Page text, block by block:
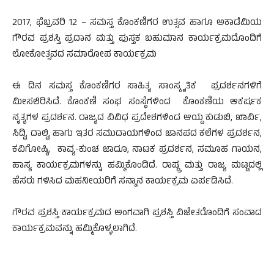
2017, ಫೆಬ್ರವರಿ 12 – ಸಮಸ್ತ ಕೊಂಕಣಿಗರ ಉತ್ಸವ ಹಾಗೂ ಅಕಾಡೆಮಿಯ
ಗೌರವ ಪ್ರಶಸ್ತಿ ಪ್ರದಾನ ಮತ್ತು ಪುಸ್ತಕ ಬಹುಮಾನ ಕಾರ್ಯಕ್ರಮದೊಂದಿಗೆ
ಲೋಕೋತ್ಸವದ ಸಮಾರೋಪ ಕಾರ್ಯಕ್ರಮ
ಈ ದಿನ ಸಮಸ್ತ ಕೊಂಕಣಿಗರ ಸಾಹಿತ್ಯ ಸಾಂಸ್ಕೃತಿಕ ಪ್ರದರ್ಶನಗಳಿಗೆ
ಮೀಸಲಿರಿಸಿದೆ. ಕೊಂಕಣಿ ಸಂಘ ಸಂಸ್ಥೆಗಳಿಂದ ಕೊಂಕಣಿಯ ಆಕರ್ಷಕ
ನೃತ್ಯಗಳ ಪ್ರದರ್ಶನ. ರಾಜ್ಯದ ವಿವಿಧ ಪ್ರದೇಶಗಳಿಂದ ಆಯ್ದ ಕುಡುಬಿ, ಖಾರ್ವಿ,
ಸಿದ್ದಿ, ದಾಲ್ದಿ, ಹಾಗು ಇತರ ಸಮುದಾಯಗಳಿಂದ ಜಾನಪದ ಕಲೆಗಳ ಪ್ರದರ್ಶನ,
ಕವಿಗೋಷ್ಠಿ, ಕಾವ್ಯ-ಕುಂಚ ಜಾದೂ, ನಾಟಕ ಪ್ರದರ್ಶನ, ಸಮೂಹ ಗಾಯನ,
ಹಾಸ್ಯ ಕಾರ್ಯಕ್ರಮಗಳನ್ನು ಹಮ್ಮಿಕೊಂಡಿದೆ. ರಾಷ್ಟ್ರ ಮತ್ತು ರಾಜ್ಯ ಮಟ್ಟದಲ್ಲಿ
ಹೆಸರು ಗಳಿಸಿದ ಮಹನೀಯರಿಗೆ ಸನ್ಮಾನ ಕಾರ್ಯಕ್ರಮ ಏರ್ಪಡಿಸಿದೆ.
ಗೌರವ ಪ್ರಶಸ್ತಿ ಕಾರ್ಯಕ್ರಮದ ಅಂಗವಾಗಿ ಪ್ರಶಸ್ತಿ ವಿಜೇತರೊಂದಿಗೆ ಸಂವಾದ
ಕಾರ್ಯಕ್ರಮವನ್ನು ಹಮ್ಮಿಕೊಳ್ಳಲಾಗಿದೆ.